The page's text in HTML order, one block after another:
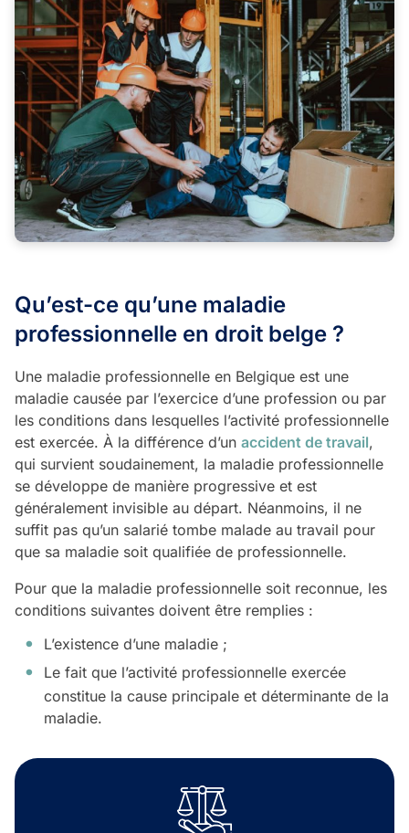
Qu’est-ce qu’une maladie
professionnelle en droit belge ?
Une maladie professionnelle en Belgique est une
maladie causée par l’exercice d’une profession ou par
les conditions dans lesquelles l’activité professionnelle
est exercée. À la différence d’un accident de travail,
qui survient soudainement, la maladie professionnelle
se développe de manière progressive et est
généralement invisible au départ. Néanmoins, il ne
suffit pas qu’un salarié tombe malade au travail pour
que sa maladie soit qualifiée de professionnelle.
Pour que la maladie professionnelle soit reconnue, les
conditions suivantes doivent être remplies :
L’existence d’une maladie ;
Le fait que l’activité professionnelle exercée
constitue la cause principale et déterminante de la
maladie.